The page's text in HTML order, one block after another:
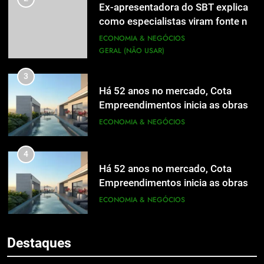
Ex-apresentadora do SBT explica
como especialistas viram fonte na
mídia
ECONOMIA & NEGÓCIOS
GERAL (NÃO USAR)
3
Há 52 anos no mercado, Cota
Empreendimentos inicia as obras
do Cota 365 e apresenta uma nova
ECONOMIA & NEGÓCIOS
4
Há 52 anos no mercado, Cota
Empreendimentos inicia as obras
do Cota 365 e apresenta uma nova
ECONOMIA & NEGÓCIOS
Destaques
5
ECONOMIA & NEGÓCIOS